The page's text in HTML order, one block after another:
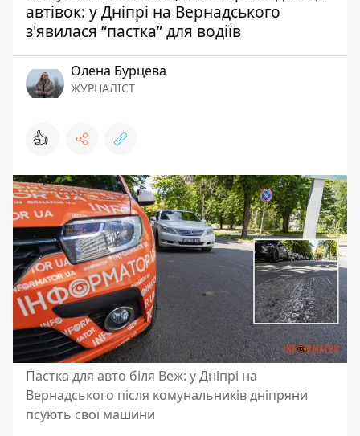
автівок: у Дніпрі на Вернадського
з'явилася “пастка” для водіїв
Олена Бурцева
ЖУРНАЛІСТ
👍
Пастка для авто біля Веж: у Дніпрі на
Вернадського після комунальників дніпряни
псують свої машини